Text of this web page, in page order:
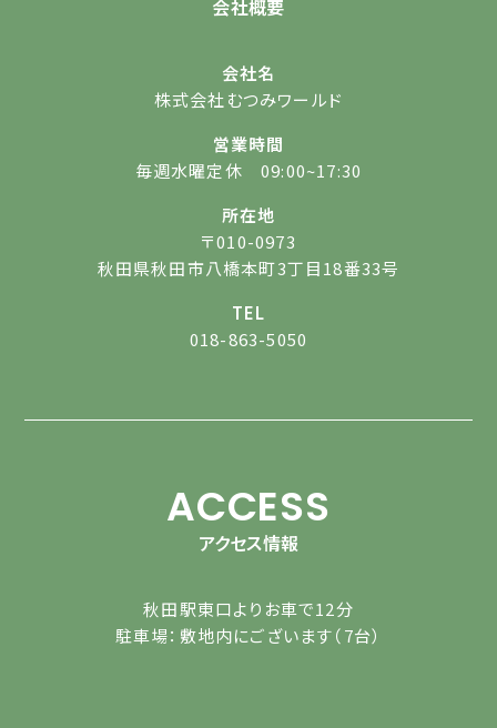
会社概要
会社名
株式会社むつみワールド
営業時間
毎週水曜定休 09:00~17:30
所在地
〒010-0973
秋田県秋田市八橋本町3丁目18番33号
TEL
018-863-5050
ACCESS
アクセス情報
秋田駅東口よりお車で12分
駐車場：敷地内にございます（7台）